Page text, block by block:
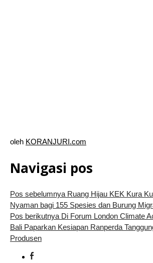
oleh KORANJURI.com
Navigasi pos
Pos sebelumnyaRuang Hijau KEK Kura
Nyaman bagi 155 Spesies dan Burung
Pos berikutnyaDi Forum London Climate
Bali Paparkan Kesiapan Ranperda
Produsen